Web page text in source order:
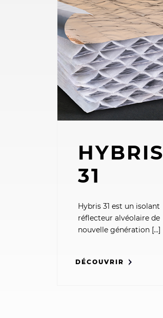
HYBRIS
31
Hybris 31 est un isolant
réflecteur alvéolaire de
nouvelle génération [...]
DÉCOUVRIR